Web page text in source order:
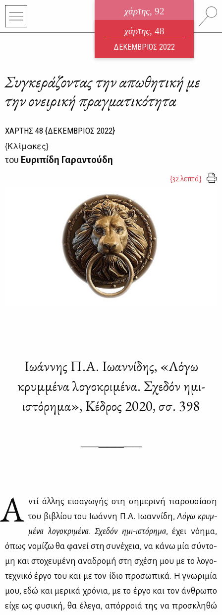
χάρτης, 92
ηλεκτρονικό περιοδικό
ΑΥΓΟΥΣΤΟΣ 2026
χάρτης, 48
ΔΕΚΕΜΒΡΙΟΣ 2022
Συγκεράζοντας την απωθητική με
την ονειρική πραγματικότητα
ΧΑΡΤΗΣ 48 {ΔΕΚΕΜΒΡΙΟΣ 2022}
{Κλίμακες}
του Ευριπίδη Γαραντούδη
{32 λεπτά}
Ιωάννης Π.Α. Ιωαννίδης, «Λόγω
κρυμμένα λογοκριμένα. Σχεδόν ημι-
ιστόρημα», Κέδρος 2020, σσ. 398
———————
Α ντί άλ­λης ει­σα­γω­γής στη ση­με­ρι­νή πα­ρου­σί­α­ση
του βι­βλί­ου του Ιω­άν­νη Π.Α. Ιω­αν­νί­δη,Λό­γω κρυμ­
μέ­να λο­γο­κρι­μέ­να. Σχε­δόν ημι-ιστό­ρη­μα, έχει νό­η­μα,
όπως νο­μί­ζω θα φα­νεί στη συ­νέ­χεια, να κά­νω μία σύ­ντο­
μη και στο­χευ­μέ­νη ανα­δρο­μή στη σχέ­ση μου με το λο­γο­
τε­χνι­κό έρ­γο του και με τον ίδιο προ­σω­πι­κά. Η γνω­ρι­μία
μου, εδώ και με­ρι­κά χρό­νια, με το έρ­γο και τον άν­θρω­πο
εί­χε ως φυ­σι­κή, θα έλε­γα, απόρ­ροιά της να προ­σκλη­θώ